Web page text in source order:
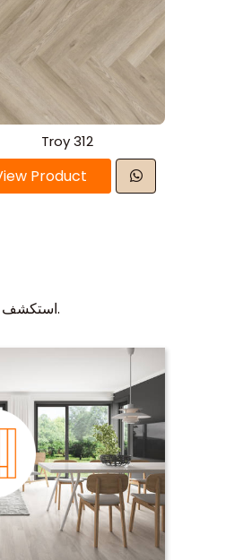
Troy 312
Product
استكشف مجموعة واسعة من الأرضيات الاقتصادية في الشارقة للاستخدامات المنزلية، والمكاتب، والمتاجر، والمساحات الصحية، والمناطق العامة.